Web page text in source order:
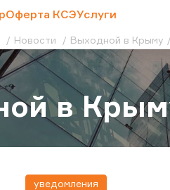
Оферта КСЭУслуги
Новости Выходной в Крыму
в
уведомления